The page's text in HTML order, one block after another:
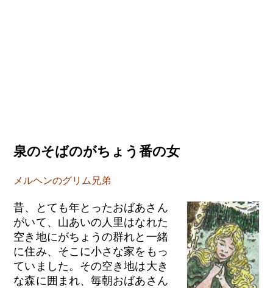
泉のそばのがちょう番の女
メルヘンのグリム兄弟
昔、とても年とったおばあさん
がいて、山あいの人里はなれた
空き地にがちょうの群れと一緒
に住み、そこに小さな家をもっ
ていました。その空き地は大き
な森に囲まれ、毎朝おばあさん